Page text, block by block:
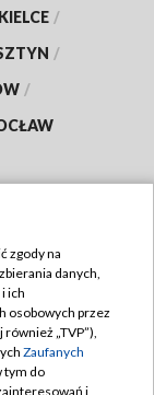
KIELCE /
/
/
zgody na
danych,
ich
osobowych przez
„TVP”),
Zaufanych
tym do
i